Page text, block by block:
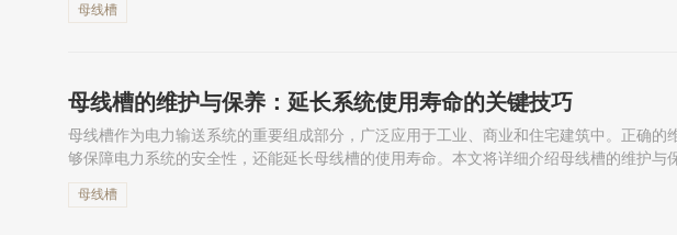
母线槽
母线槽的维护与保养：延长系统使用寿命的关键技巧
母线槽作为电力输送系统的重要组成部分，广泛应用于工业、商业和住宅建筑中。正确的
够保障电力系统的安全性，还能延长母线槽的使用寿命。本文将详细介绍母线槽的维护与
母线槽